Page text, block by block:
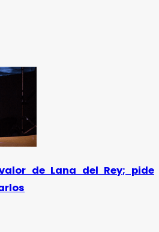
de Lana del Rey; pide